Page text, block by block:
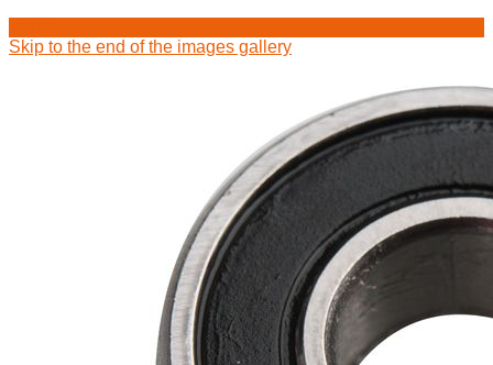
Skip to the end of the images gallery